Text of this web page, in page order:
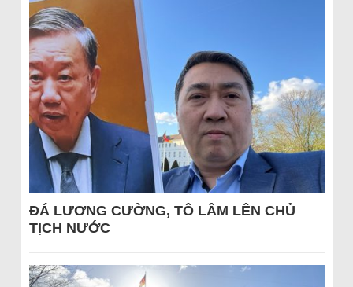
ĐÁ LƯƠNG CƯỜNG, TÔ LÂM LÊN CHỦ
TỊCH NƯỚC